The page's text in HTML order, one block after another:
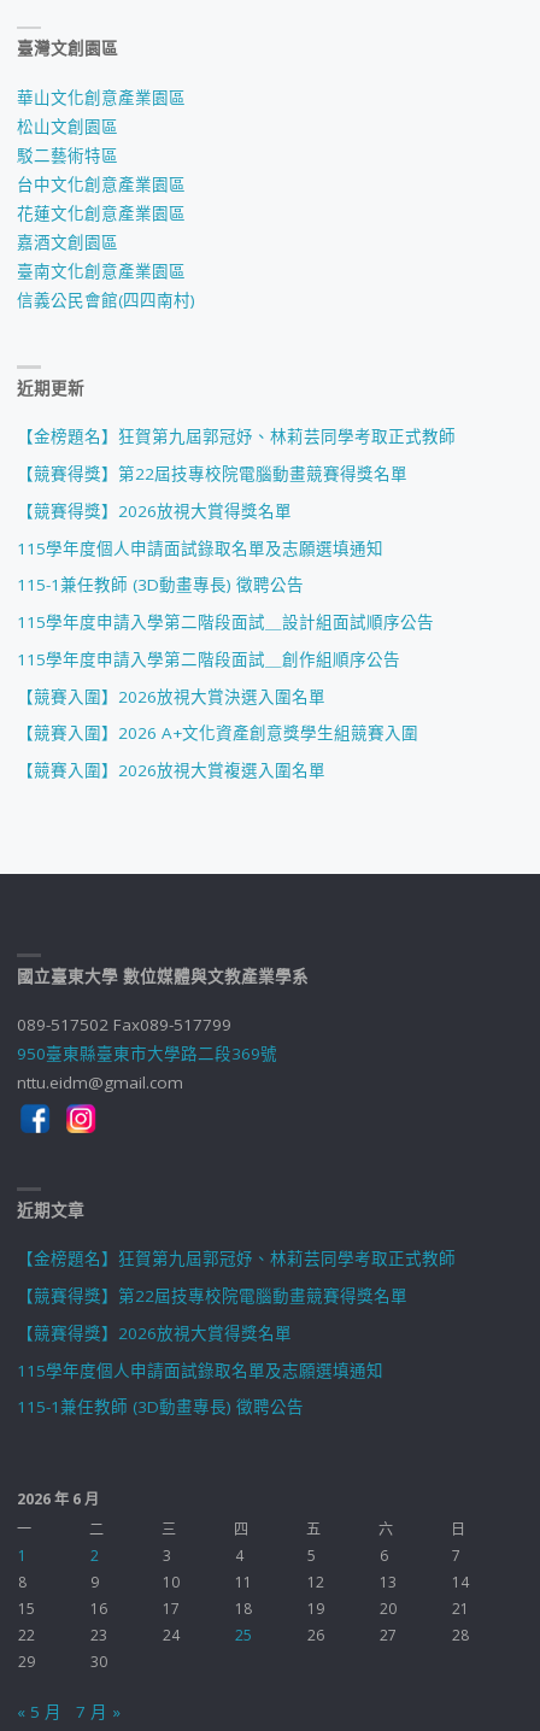
臺灣文創園區
華山文化創意產業園區
松山文創園區
駁二藝術特區
台中文化創意產業園區
花蓮文化創意產業園區
嘉酒文創園區
臺南文化創意產業園區
信義公民會館(四四南村)
近期更新
【金榜題名】狂賀第九屆郭冠妤、林莉芸同學考取正式教師
【競賽得獎】第22屆技專校院電腦動畫競賽得獎名單
【競賽得獎】2026放視大賞得獎名單
115學年度個人申請面試錄取名單及志願選填通知
115-1兼任教師 (3D動畫專長) 徵聘公告
115學年度申請入學第二階段面試＿設計組面試順序公告
115學年度申請入學第二階段面試＿創作組順序公告
【競賽入圍】2026放視大賞決選入圍名單
【競賽入圍】2026 A+文化資產創意獎學生組競賽入圍
【競賽入圍】2026放視大賞複選入圍名單
國立臺東大學 數位媒體與文教產業學系
089-517502 Fax089-517799
950臺東縣臺東市大學路二段369號
nttu.eidm@gmail.com
近期文章
【金榜題名】狂賀第九屆郭冠妤、林莉芸同學考取正式教師
【競賽得獎】第22屆技專校院電腦動畫競賽得獎名單
【競賽得獎】2026放視大賞得獎名單
115學年度個人申請面試錄取名單及志願選填通知
115-1兼任教師 (3D動畫專長) 徵聘公告
2026 年 6 月
一
二 三 四 五 六
日
1
2 3 4 5 6
7
8
9 10 11 12 13
14
15
16 17 18 19 20
21
22
23 24 25 26 27
28
29
30
« 5 月 7 月 »